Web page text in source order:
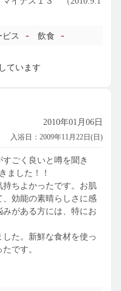
ビス - 飲食 -
ています
2010年01月06日
入浴日：2009年11月22日(日)
ごく良いと噂を聞き
ました！！
ちよかったです。お肌
効能の素晴らしさに感
がある方には、特にお
た。新鮮な食材を使っ
です。